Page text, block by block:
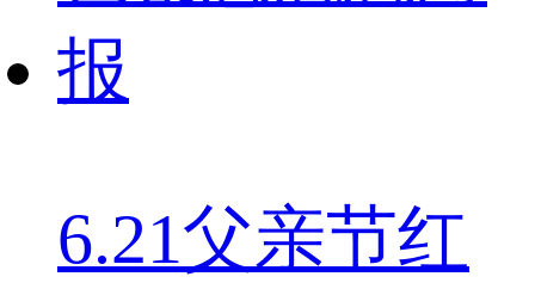
6.21父亲节红